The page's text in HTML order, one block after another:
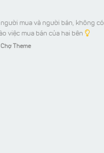
mua và người bán, không có
việc mua bán của hai bên
Chợ Theme